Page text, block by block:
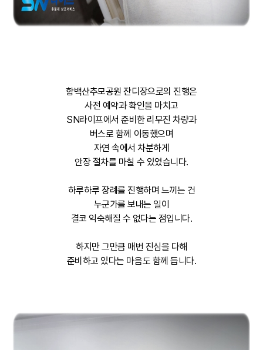
함백산추모공원 잔디장으로의 진행은
사전 예약과 확인을 마치고
SN라이프에서 준비한 리무진 차량과
버스로 함께 이동했으며
자연 속에서 차분하게
안장 절차를 마칠 수 있었습니다.
하루하루 장례를 진행하며 느끼는 건
누군가를 보내는 일이
결코 익숙해질 수 없다는 점입니다.
하지만 그만큼 매번 진심을 다해
준비하고 있다는 마음도 함께 듭니다.